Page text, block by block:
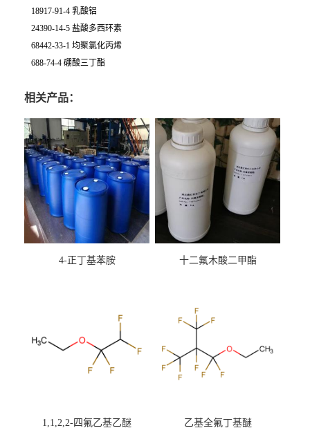
18917-91-4 乳酸铝
24390-14-5 盐酸多西环素
68442-33-1 均聚氯化丙烯
688-74-4 硼酸三丁酯
相关产品：
4-正丁基苯胺 十二氟木酸二甲酯
1,1,2,2-四氟乙基乙醚 乙基全氟丁基醚